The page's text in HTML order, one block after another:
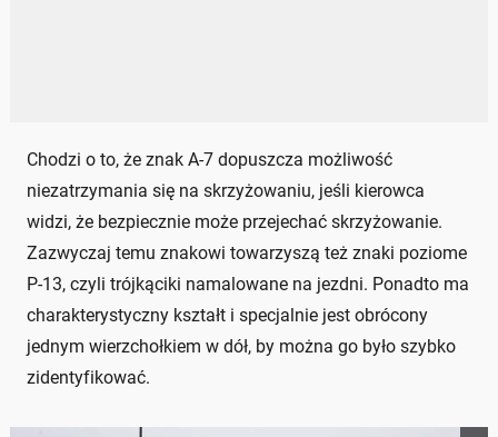
Chodzi o to, że znak A-7 dopuszcza możliwość
niezatrzymania się na skrzyżowaniu, jeśli kierowca
widzi, że bezpiecznie może przejechać skrzyżowanie.
Zazwyczaj temu znakowi towarzyszą też znaki poziome
P-13, czyli trójkąciki namalowane na jezdni. Ponadto ma
charakterystyczny kształt i specjalnie jest obrócony
jednym wierzchołkiem w dół, by można go było szybko
zidentyfikować.